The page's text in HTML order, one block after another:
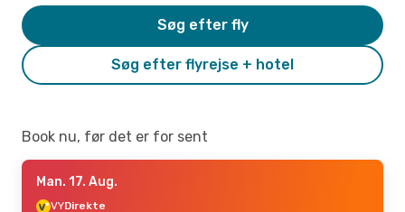
Søg efter flyrejse + hotel
Søg efter fly
Book nu, før det er for sent
Man. 17. Aug.
VYDirekte